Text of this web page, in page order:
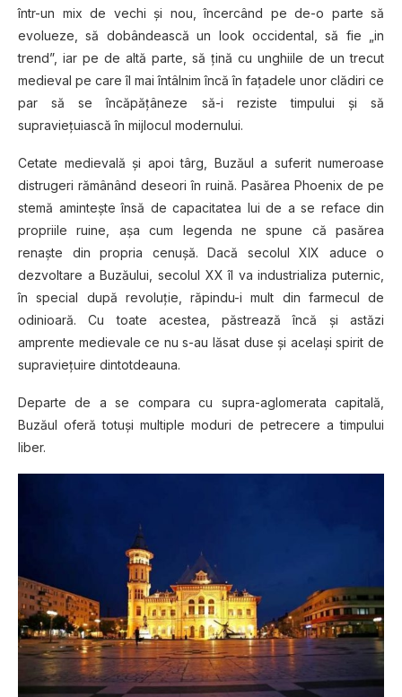
într-un mix de vechi şi nou, încercând pe de-o parte să
evolueze, să dobândească un look occidental, să fie „in
trend”, iar pe de altă parte, să ţină cu unghiile de un trecut
medieval pe care îl mai întâlnim încă în faţadele unor clădiri ce
par să se încăpăţâneze să-i reziste timpului şi să
supravieţuiască în mijlocul modernului.
Cetate medievală şi apoi târg, Buzăul a suferit numeroase
distrugeri rămânând deseori în ruină. Pasărea Phoenix de pe
stemă aminteşte însă de capacitatea lui de a se reface din
propriile ruine, aşa cum legenda ne spune că pasărea
renaşte din propria cenuşă. Dacă secolul XIX aduce o
dezvoltare a Buzăului, secolul XX îl va industrializa puternic,
în special după revoluţie, răpindu-i mult din farmecul de
odinioară. Cu toate acestea, păstrează încă şi astăzi
amprente medievale ce nu s-au lăsat duse şi acelaşi spirit de
supravieţuire dintotdeauna.
Departe de a se compara cu supra-aglomerata capitală,
Buzăul oferă totuşi multiple moduri de petrecere a timpului
liber.